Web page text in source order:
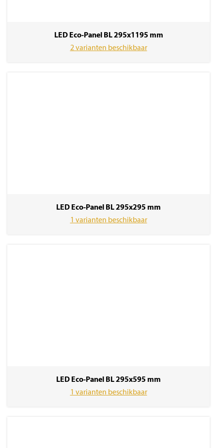
LED Eco-Panel BL 295x1195 mm
2 varianten beschikbaar
LED Eco-Panel BL 295x295 mm
1 varianten beschikbaar
LED Eco-Panel BL 295x595 mm
1 varianten beschikbaar